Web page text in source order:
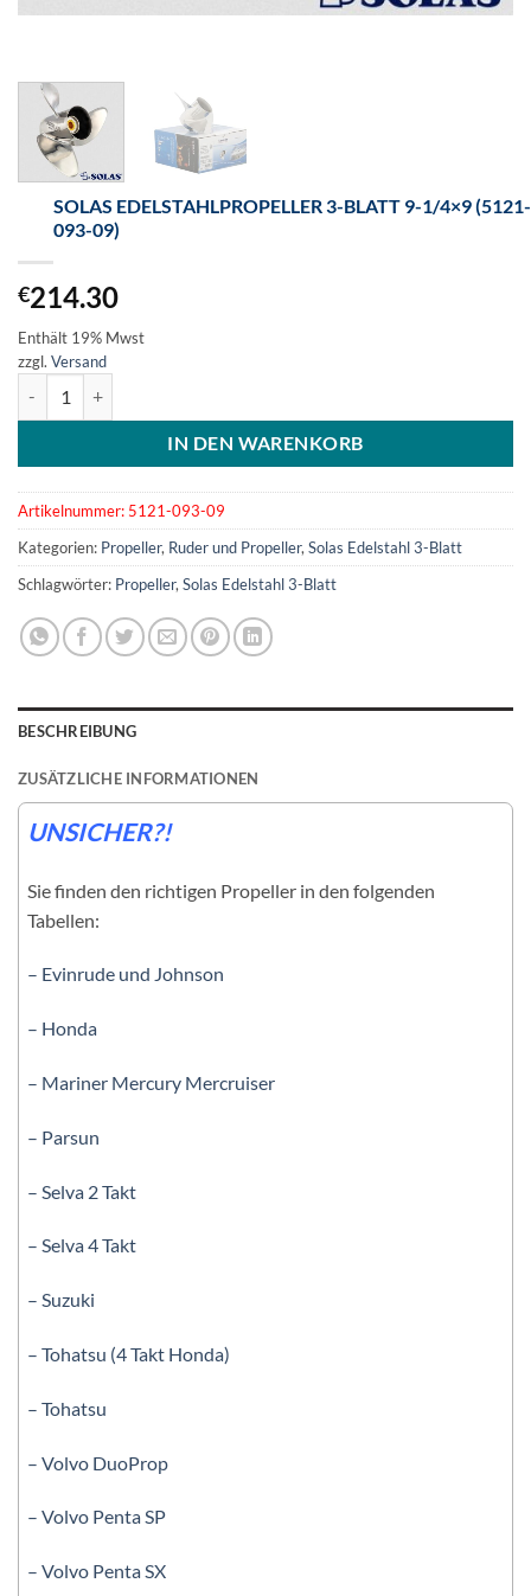
SOLAS EDELSTAHLPROPELLER 3-BLATT 9-1/4×9 (5121-
093-09)
€214.30
Enthält 19% Mwst
zzgl. Versand
IN DEN WARENKORB
Artikelnummer: 5121-093-09
Kategorien: Propeller, Ruder und Propeller, Solas Edelstahl 3-Blatt
Schlagwörter: Propeller, Solas Edelstahl 3-Blatt
BESCHREIBUNG
ZUSÄTZLICHE INFORMATIONEN
UNSICHER?!
Sie finden den richtigen Propeller in den folgenden
Tabellen:
– Evinrude und Johnson
– Honda
– Mariner Mercury Mercruiser
– Parsun
– Selva 2 Takt
– Selva 4 Takt
– Suzuki
– Tohatsu (4 Takt Honda)
– Tohatsu
– Volvo DuoProp
– Volvo Penta SP
– Volvo Penta SX